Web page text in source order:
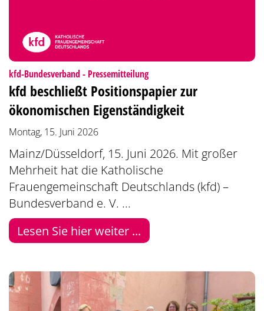
kfd-Bundesverband - Pressemitteilung:
kfd beschließt Positionspapier zur
ökonomischen Eigenständigkeit
Montag, 15. Juni 2026
Mainz/Düsseldorf, 15. Juni 2026. Mit großer
Mehrheit hat die Katholische
Frauengemeinschaft Deutschlands (kfd) –
Bundesverband e. V. ...
Lesen Sie hier weiter ...